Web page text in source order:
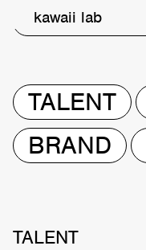
kawaii lab
TALENT
BRAND
TALENT